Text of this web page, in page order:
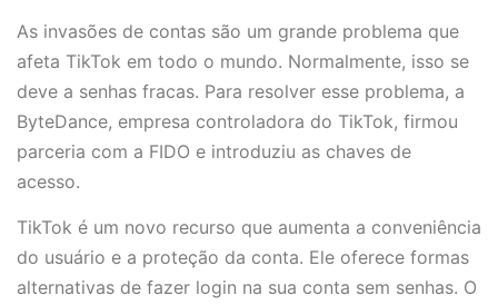
As invasões de contas são um grande problema que
afeta TikTok em todo o mundo. Normalmente, isso se
deve a senhas fracas. Para resolver esse problema, a
ByteDance, empresa controladora do TikTok, firmou
parceria com a FIDO e introduziu as chaves de
acesso.
TikTok é um novo recurso que aumenta a conveniência
do usuário e a proteção da conta. Ele oferece formas
alternativas de fazer login na sua conta sem senhas. O